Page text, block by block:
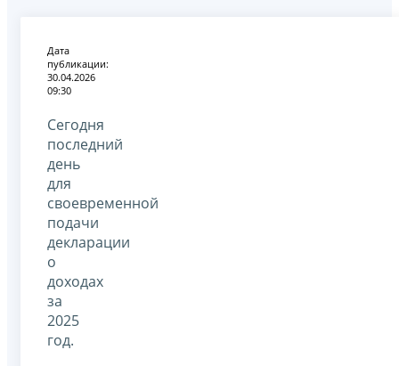
Дата
публикации:
30.04.2026
09:30
Сегодня
последний
день
для
своевременной
подачи
декларации
о
доходах
за
2025
год.